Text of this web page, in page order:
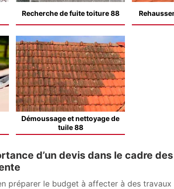
Recherche de fuite toiture 88
Démoussage et nettoyage de
tuile 88
d’un devis dans le cadre
préparer le budget à affecter à des